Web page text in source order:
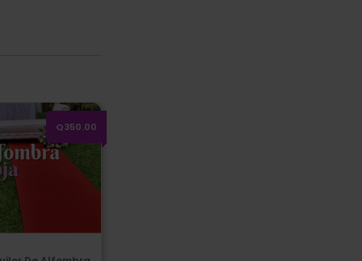
mts.
de Alfombra Roja (Módulo 0.90 x 10 mts.)
Q350.00